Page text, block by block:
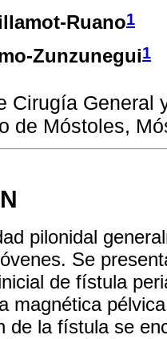
Ruano1
Zunzunegui1
Cirugía General
de Móstoles,
pilonidal
Se
de fístula
magnética
de la fístula se